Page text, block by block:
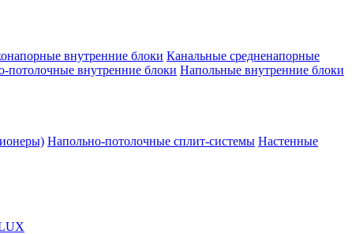
внутренние блоки Канальные средненапорные
потолочные внутренние блоки Напольные внутренние блоки
Напольно-потолочные сплит-системы Настенные